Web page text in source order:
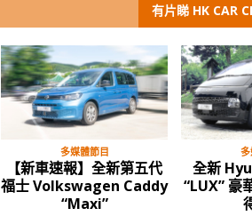
有片睇 HK CAR
多媒體節目
【新車速報】全新第五代
福士 Volkswagen Caddy
“Maxi”
全新
“LUX” 豪